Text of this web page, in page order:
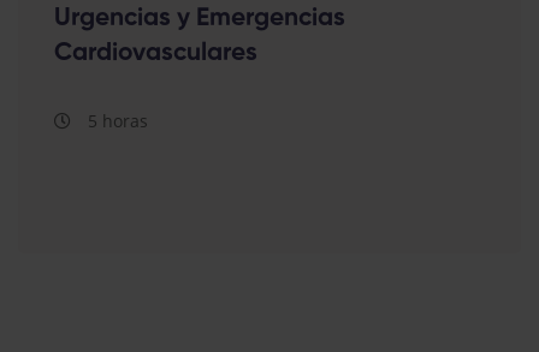
Urgencias y Emergencias
Cardiovasculares
5 horas